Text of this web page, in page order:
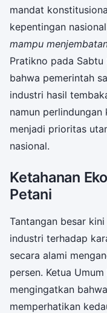
mandat
kepentingan
mampu
Pratikno pada
bahwa pemerintah
industri hasil
namun
menjadi prioritas
nasional.
Ketahanan
Petani
Tantangan besar
industri terhadap
secara alami
persen. Ketua
mengingatkan
memperhatikan